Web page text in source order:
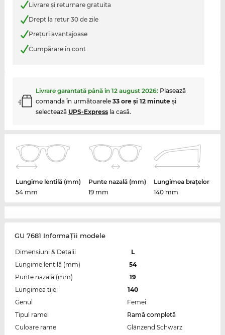
Livrare şi returnare gratuita
Drept la retur 30 de zile
Preţuri avantajoase
Cumpărare în cont
Livrare garantată până în 12 august 2026: Plasează
comanda în următoarele 33 ore şi 12 minuteşi
selectează UPS-Expressla casă.
Lungime lentilă (mm)
54 mm
Punte nazală (mm)
19 mm
Lungimea brațelor
140 mm
GU 7681 InformaŢii modele
Dimensiuni & Detalii
L
Lungime lentilă (mm)
54
Punte nazală (mm)
19
Lungimea tijei
140
Genul
Femei
Tipul ramei
Ramă completă
Culoare rame
Glänzend Schwarz